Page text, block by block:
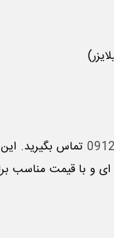
تماس بگیرید.
و با قیمت مناسب